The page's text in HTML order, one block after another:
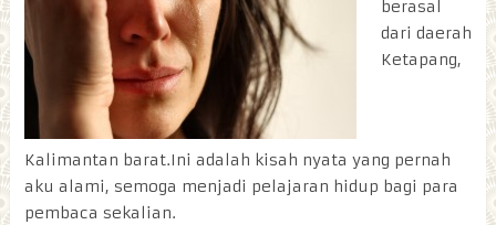
berasal
dari daerah
Ketapang,
Kalimantan barat.Ini adalah kisah nyata yang pernah
aku alami, semoga menjadi pelajaran hidup bagi para
pembaca sekalian.